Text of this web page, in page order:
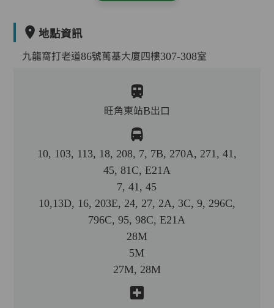
地點資訊
九龍窩打老道86號萬基大廈四樓307-308室
旺角東站B出口
10, 103, 113, 18, 208, 7, 7B, 270A, 271, 41,
45, 81C, E21A
7, 41, 45
10,13D, 16, 203E, 24, 27, 2A, 3C, 9, 296C,
796C, 95, 98C, E21A
28M
5M
27M, 28M